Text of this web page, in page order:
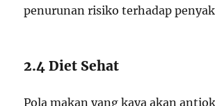
penurunan risiko terhadap
2.4 Diet Sehat
Pola makan yang kaya akan